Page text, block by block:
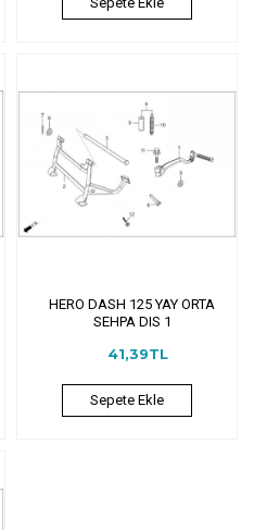
HERO DASH 125 YAY ORTA
SEHPA DIS 1
41,39TL
Sepete Ekle